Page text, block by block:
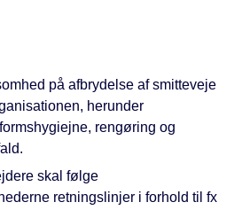
på afbrydelse af smitteveje
herunder
rengøring og
skal følge
retningslinjer i forhold til fx